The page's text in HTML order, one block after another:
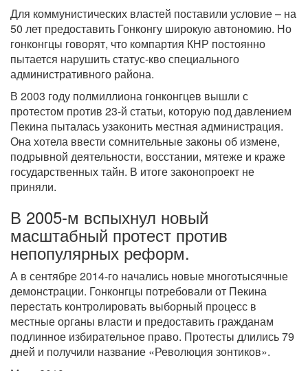
Для коммунистических властей поставили условие – на
50 лет предоставить Гонконгу широкую автономию. Но
гонконгцы говорят, что компартия КНР постоянно
пытается нарушить статус-кво специального
административного района.
В 2003 году полмиллиона гонконгцев вышли с
протестом против 23-й статьи, которую под давлением
Пекина пыталась узаконить местная администрация.
Она хотела ввести сомнительные законы об измене,
подрывной деятельности, восстании, мятеже и краже
государственных тайн. В итоге законопроект не
приняли.
В 2005-м вспыхнул новый
масштабный протест против
непопулярных реформ.
А в сентябре 2014-го начались новые многотысячные
демонстрации. Гонконгцы потребовали от Пекина
перестать контролировать выборный процесс в
местные органы власти и предоставить гражданам
подлинное избирательное право. Протесты длились 79
дней и получили название «Революция зонтиков».